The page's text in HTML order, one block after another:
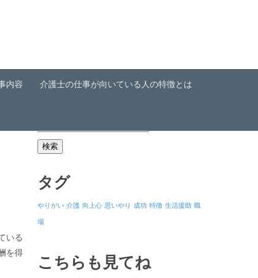
内容 介護士の仕事が向いている人の特徴とは
いる
を得
索:
タグ
やりがい 介護 向上心 思いやり 成功 特徴 生活援助 職
場
こちらも見てね